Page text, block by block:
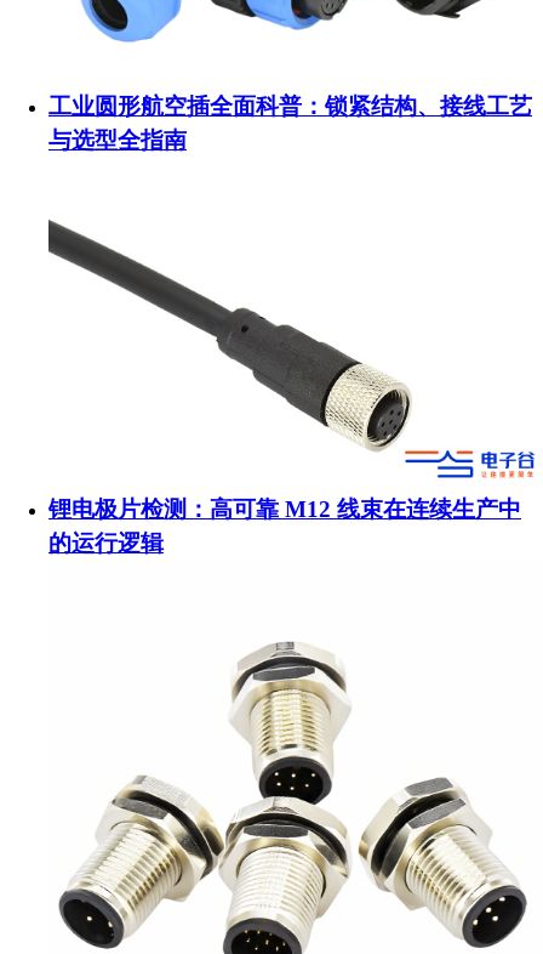
工业圆形航空插全面科普：锁紧结构、接线工艺
与选型全指南
锂电极片检测：高可靠 M12 线束在连续生产中
的运行逻辑